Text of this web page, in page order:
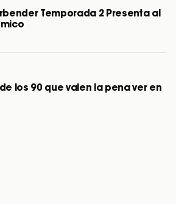
Temporada 2 Presenta al
los 90 que valen la pena ver en